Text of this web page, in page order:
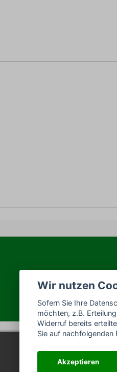
Impressum/
Wir nutzen
Sofern Sie Ihre
möchten, z.B.
Widerruf bereits
Sie auf nachfolgenden
Akzeptieren